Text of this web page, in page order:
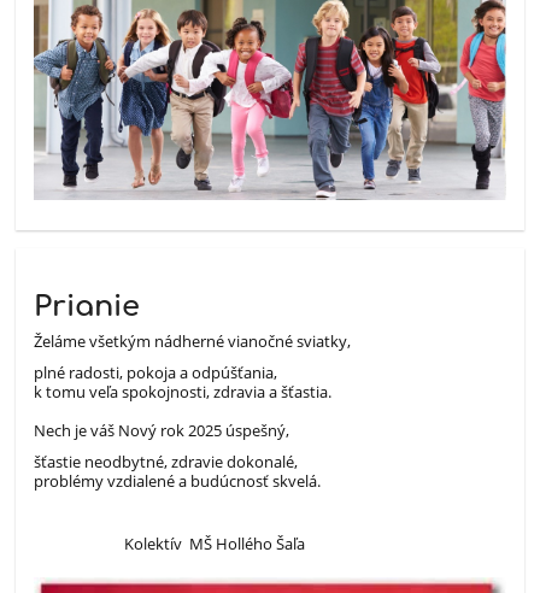
Prianie
Želáme všetkým nádherné vianočné sviatky,
plné radosti, pokoja a odpúšťania,
k tomu veľa spokojnosti, zdravia a šťastia.
Nech je váš Nový rok 2025 úspešný,
šťastie neodbytné, zdravie dokonalé,
problémy vzdialené a budúcnosť skvelá.
Kolektív MŠ Hollého Šaľa